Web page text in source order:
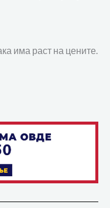
има раст на цените.